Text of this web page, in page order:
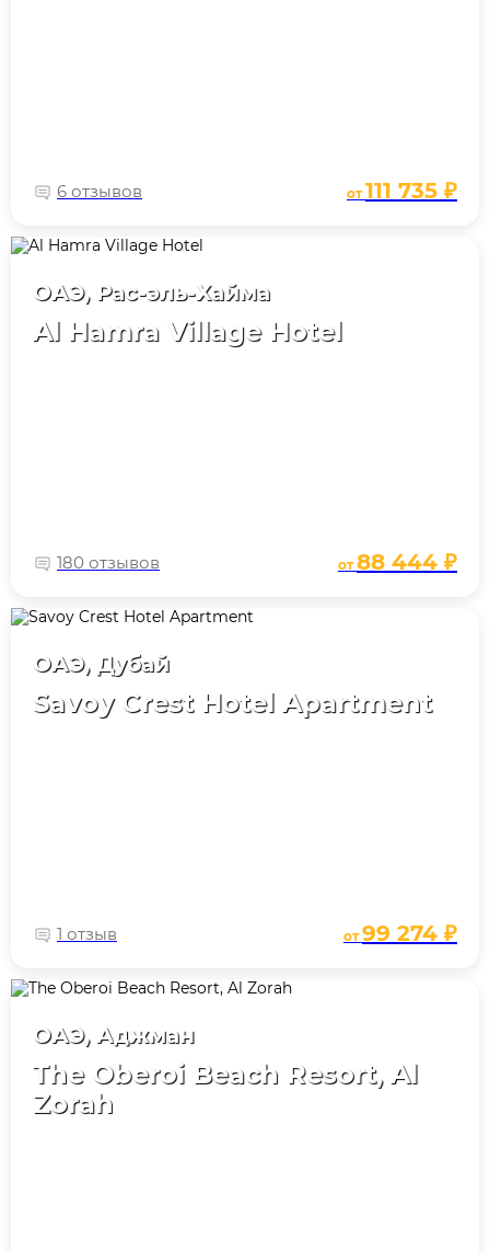
6 отзывов от111 735 ₽
ОАЭ, Рас-эль-Хайма
Al Hamra Village Hotel
180 отзывов от88 444 ₽
ОАЭ, Дубай
Savoy Crest Hotel Apartment
1 отзыв от99 274 ₽
ОАЭ, Аджман
The Oberoi Beach Resort, Al
Zorah